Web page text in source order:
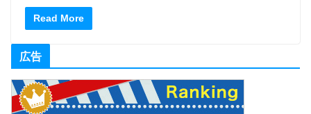
Read More
広告